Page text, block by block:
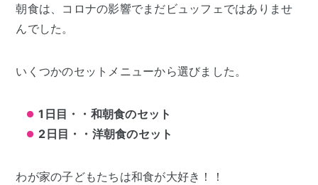
朝食は、コロナの影響でまだビュッフェではありませ
んでした。
いくつかのセットメニューから選びました。
1日目・・和朝食のセット
2日目・・洋朝食のセット
わが家の子どもたちは和食が大好き！！